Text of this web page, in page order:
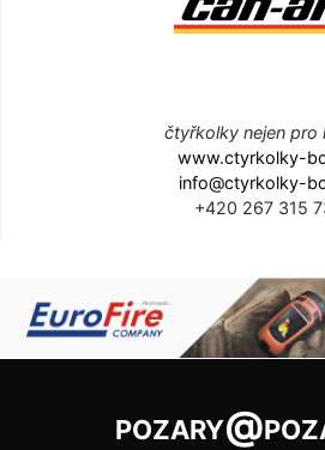
čtyřkolky nejen pro
www.ctyrkolky-
info@ctyrkolky-
+420 267 315